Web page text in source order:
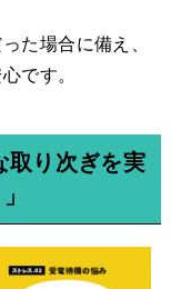
た場合に備え、
です。
取り次ぎを実